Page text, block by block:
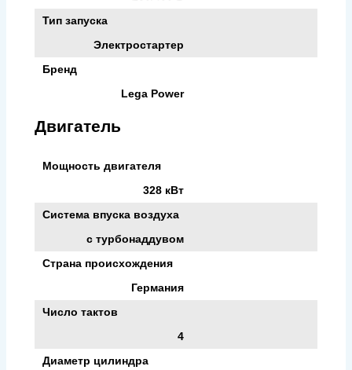
Тип запуска
Электростартер
Бренд
Lega Power
Двигатель
Мощность двигателя
328 кВт
Система впуска воздуха
с турбонаддувом
Страна происхождения
Германия
Число тактов
4
Диаметр цилиндра